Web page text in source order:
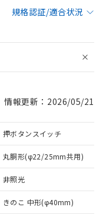
規格認証/適合状況
情報更新：2026/05/21
押ボタンスイッチ
丸胴形(φ22/25mm共用)
非照光
きのこ 中形(φ40mm)